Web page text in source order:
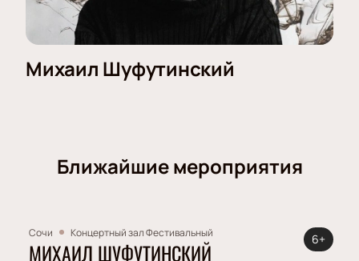
Михаил Шуфутинский
Ближайшие мероприятия
Сочи Концертный зал Фестивальный
МИХАИЛ ШУФУТИНСКИЙ
6+